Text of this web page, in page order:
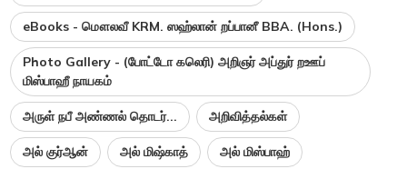
eBooks - மௌலவீ KRM. ஸஹ்லான் றப்பானீ BBA. (Hons.)
Photo Gallery - (போட்டோ கலெரி) அறிஞர் அப்துர் றஊப்
மிஸ்பாஹீ நாயகம்
அருள் நபீ அண்ணல் தொடர்... அறிவித்தல்கள்
அல் குர்ஆன் அல் மிஷ்காத் அல் மிஸ்பாஹ்